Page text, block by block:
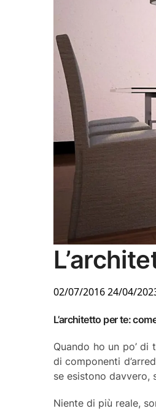
02/07/201624/04/
L’architetto per te:
Quando ho un po’
di componenti
se esistono davvero,
Niente di più reale,